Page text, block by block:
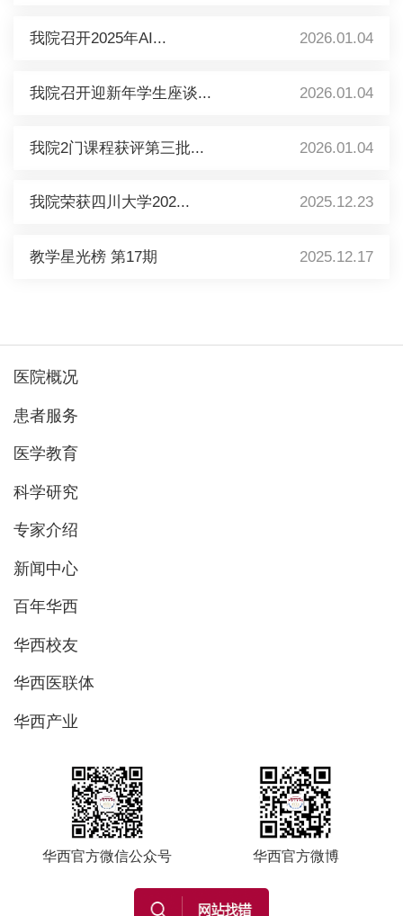
我院召开2025年AI... 2026.01.04
我院召开迎新年学生座谈... 2026.01.04
我院2门课程获评第三批... 2026.01.04
我院荣获四川大学202... 2025.12.23
教学星光榜 第17期 2025.12.17
医院概况
患者服务
医学教育
科学研究
专家介绍
新闻中心
百年华西
华西校友
华西医联体
华西产业
华西官方微信公众号 华西官方微博